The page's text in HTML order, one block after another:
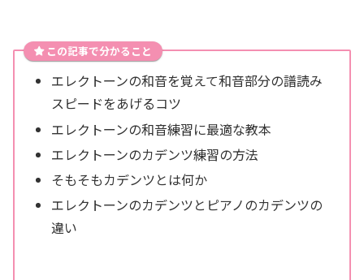
この記事で分かること
エレクトーンの和音を覚えて和音部分の譜読み
スピードをあげるコツ
エレクトーンの和音練習に最適な教本
エレクトーンのカデンツ練習の方法
そもそもカデンツとは何か
エレクトーンのカデンツとピアノのカデンツの
違い